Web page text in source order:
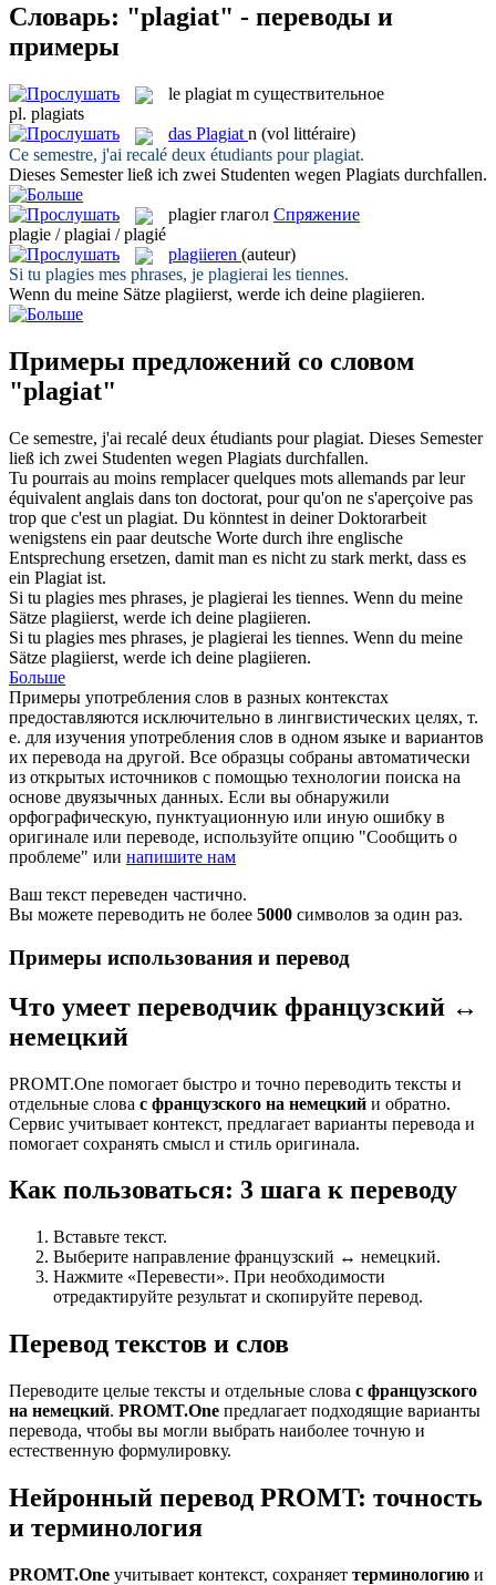
Словарь: "plagiat" - переводы и
примеры
le plagiat m существительное
pl. plagiats
das Plagiat n (vol littéraire)
Ce semestre, j'ai recalé deux étudiants pourplagiat.
Dieses Semester ließ ich zwei Studenten wegen Plagiats durchfallen.
plagier глагол Спряжение
plagie / plagiai / plagié
plagiieren (auteur)
Si tu plagies mes phrases, je plagierai les tiennes.
Wenn du meine Sätze plagiierst, werde ich deine plagiieren.
Примеры предложений со словом
"plagiat"
Ce semestre, j'ai recalé deux étudiants pourplagiat. Dieses Semester
ließ ich zwei Studenten wegen Plagiats durchfallen.
Tu pourrais au moins remplacer quelques mots allemands par leur
équivalent anglais dans ton doctorat, pour qu'on ne s'aperçoive pas
trop que c'est un plagiat. Du könntest in deiner Doktorarbeit
wenigstens ein paar deutsche Worte durch ihre englische
Entsprechung ersetzen, damit man es nicht zu stark merkt, dass es
ein Plagiat ist.
Si tu plagies mes phrases, je plagierai les tiennes. Wenn du meine
Sätze plagiierst, werde ich deine plagiieren.
Si tu plagies mes phrases, je plagierai les tiennes. Wenn du meine
Sätze plagiierst, werde ich deine plagiieren.
Больше
Примеры употребления слов в разных контекстах
предоставляются исключительно в лингвистических целях, т.
е. для изучения употребления слов в одном языке и вариантов
их перевода на другой. Все образцы собраны автоматически
из открытых источников с помощью технологии поиска на
основе двуязычных данных. Если вы обнаружили
орфографическую, пунктуационную или иную ошибку в
оригинале или переводе, используйте опцию "Сообщить о
проблеме" или напишите нам
Ваш текст переведен частично.
Вы можете переводить не более 5000 символов за один раз.
Примеры использования и перевод
Что умеет переводчик французский ↔
немецкий
PROMT.One помогает быстро и точно переводить тексты и
отдельные слова с французского на немецкий и обратно.
Сервис учитывает контекст, предлагает варианты перевода и
помогает сохранять смысл и стиль оригинала.
Как пользоваться: 3 шага к переводу
Вставьте текст.
Выберите направление французский ↔ немецкий.
Нажмите «Перевести». При необходимости
отредактируйте результат и скопируйте перевод.
Перевод текстов и слов
Переводите целые тексты и отдельные слова с французского
на немецкий. PROMT.One предлагает подходящие варианты
перевода, чтобы вы могли выбрать наиболее точную и
естественную формулировку.
Нейронный перевод PROMT: точность
и терминология
PROMT.One учитывает контекст, сохраняет терминологию и